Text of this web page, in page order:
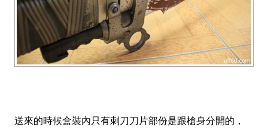
送來的時候盒裝內只有刺刀刀片部份是跟槍身分開的，